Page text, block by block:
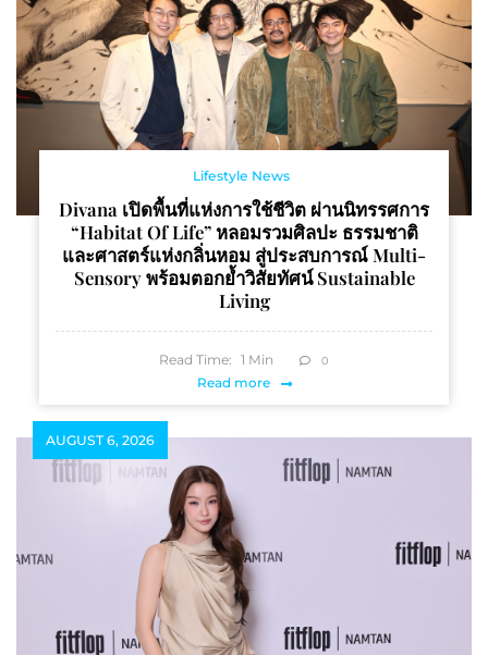
Lifestyle News
Divana เปิดพื้นที่แห่งการใช้ชีวิต ผ่านนิทรรศการ
“Habitat Of Life” หลอมรวมศิลปะ ธรรมชาติ
และศาสตร์แห่งกลิ่นหอม สู่ประสบการณ์ Multi-
Sensory พร้อมตอกย้ำวิสัยทัศน์ Sustainable
Living
Read Time: 1 Min 0
Read more
AUGUST 6, 2026